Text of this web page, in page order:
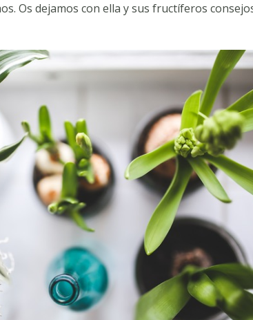
Os dejamos con ella y sus fructíferos